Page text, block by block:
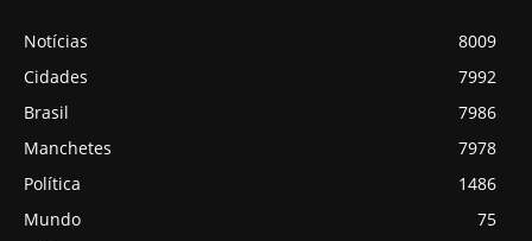
Notícias
8009
Cidades
7992
Brasil
7986
Manchetes
7978
Política
1486
Mundo
75